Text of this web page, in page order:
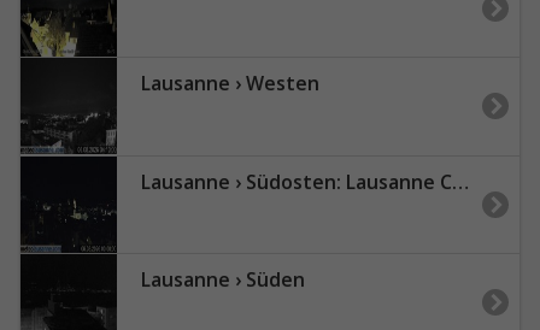
Lausanne › Westen
Lausanne › Südosten: Lausanne Cathedral - Lake Geneva - Les Jumelles
Lausanne › Süden